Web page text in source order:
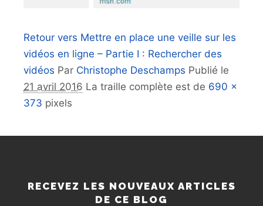
Retour vers Mettre en place une veille sur les
vidéos en ligne – Partie I : Rechercher des
vidéos Par Christophe Deschamps Publié le
21 avril 2016 La traille complète est de 690 ×
373 pixels
RECEVEZ LES NOUVEAUX ARTICLES
DE CE BLOG